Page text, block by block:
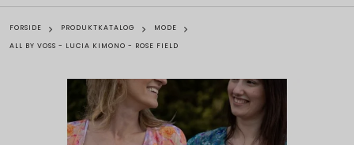
a
i
g
FORSIDE PRODUKTKATALOG
MODE
ALL BY VOSS - LUCIA KIMONO - ROSE FIELD